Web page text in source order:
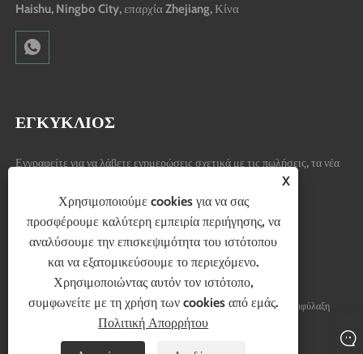
Haishu, Ningbo City, επαρχία Zhejiang, Κίνα
ΕΓΚΥΚΛΙΟΣ
Εγγραφείτε για να λάβετε ενημερώσεις σχετικά με τις πωλήσεις, τα νέα
Copyright © 2024 Ningbo Hubo Electrical Appliance Co., Ltd. Με επιφύλαξη
X
Χρησιμοποιούμε cookies για να σας
προσφέρουμε καλύτερη εμπειρία περιήγησης, να
αναλύσουμε την επισκεψιμότητα του ιστότοπου
και να εξατομικεύσουμε το περιεχόμενο.
Χρησιμοποιώντας αυτόν τον ιστότοπο,
συμφωνείτε με τη χρήση των cookies από εμάς.
Πολιτική Απορρήτου